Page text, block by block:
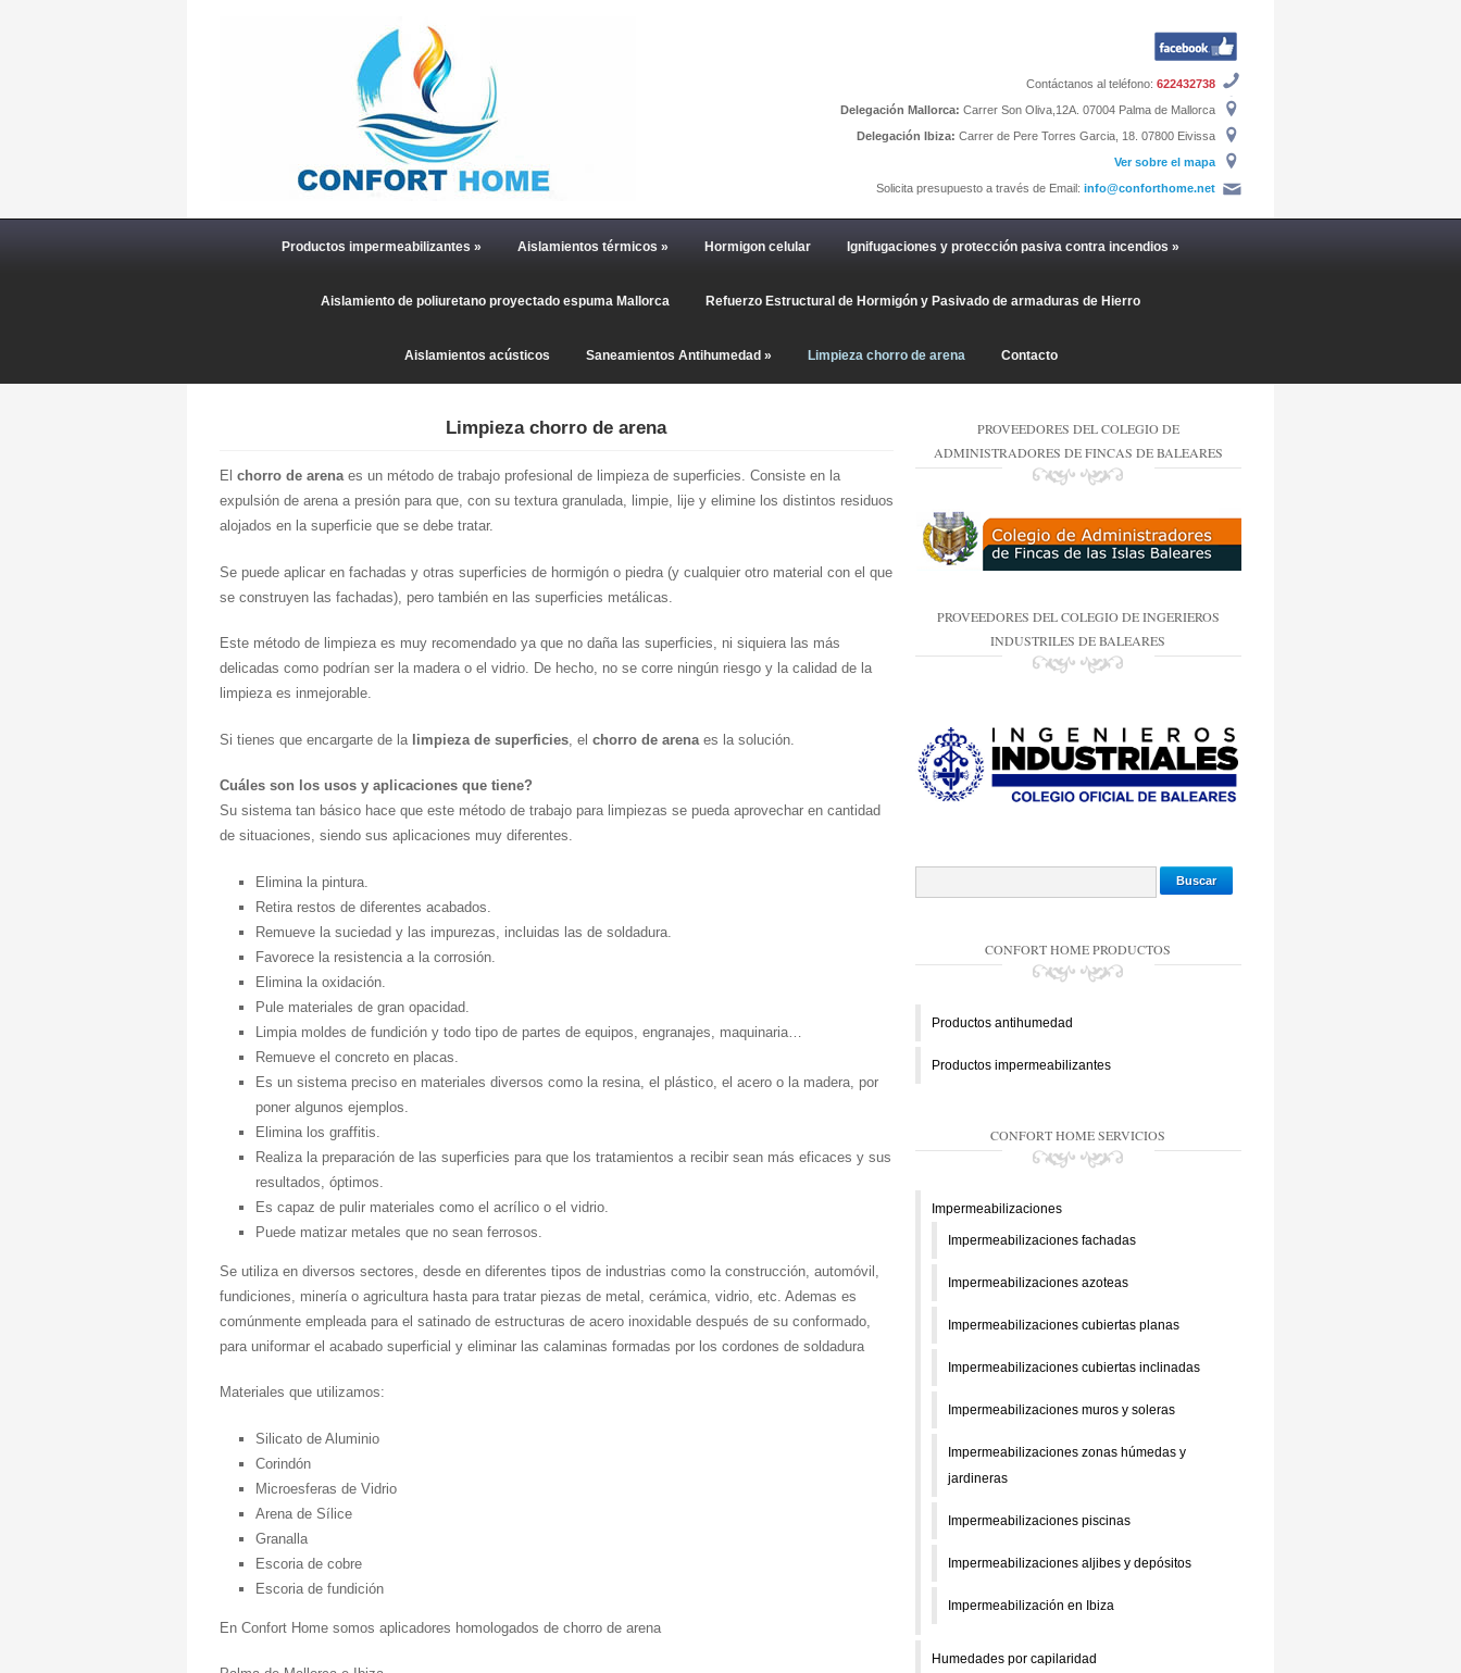
Contáctanos al teléfono: 622432738
Delegación Mallorca: Carrer Son Oliva,12A. 07004 Palma de Mallorca
Delegación Ibiza: Carrer de Pere Torres Garcia, 18. 07800 Eivissa
Ver sobre el mapa
Solicita presupuesto a través de Email: info@conforthome.net
Productos impermeabilizantes » Aislamientos térmicos » Hormigon celular Ignifugaciones y protección pasiva contra incendios »
Aislamiento de poliuretano proyectado espuma Mallorca Refuerzo Estructural de Hormigón y Pasivado de armaduras de Hierro
Aislamientos acústicos Saneamientos Antihumedad » Limpieza chorro de arena Contacto
Limpieza chorro de arena
El chorro de arenaes un método de trabajo profesional de limpieza de superficies. Consiste en la
expulsión de arena a presión para que, con su textura granulada, limpie, lije y elimine los distintos residuos
alojados en la superficie que se debe tratar.
Se puede aplicar en fachadas y otras superficies de hormigón o piedra (y cualquier otro material con el que
se construyen las fachadas), pero también en las superficies metálicas.
Este método de limpieza es muy recomendado ya que no daña las superficies, ni siquiera las más
delicadas como podrían ser la madera o el vidrio. De hecho, no se corre ningún riesgo y la calidad de la
limpieza es inmejorable.
Si tienes que encargarte de la limpieza de superficies , el chorro de arena es la solución.
Cuáles son los usos y aplicaciones que tiene?
Su sistema tan básico hace que este método de trabajo para limpiezas se pueda aprovechar en cantidad
de situaciones, siendo sus aplicaciones muy diferentes.
Elimina la pintura.
Retira restos de diferentes acabados.
Remueve la suciedad y las impurezas, incluidas las de soldadura.
Favorece la resistencia a la corrosión.
Elimina la oxidación.
Pule materiales de gran opacidad.
Limpia moldes de fundición y todo tipo de partes de equipos, engranajes, maquinaria…
Remueve el concreto en placas.
Es un sistema preciso en materiales diversos como la resina, el plástico, el acero o la madera, por
poner algunos ejemplos.
Elimina los graffitis.
Realiza la preparación de las superficies para que los tratamientos a recibir sean más eficaces y sus
resultados, óptimos.
Es capaz de pulir materiales como el acrílico o el vidrio.
Puede matizar metales que no sean ferrosos.
Se utiliza en diversos sectores, desde en diferentes tipos de industrias como la construcción, automóvil,
fundiciones, minería o agricultura hasta para tratar piezas de metal, cerámica, vidrio, etc. Ademas es
comúnmente empleada para el satinado de estructuras de acero inoxidable después de su conformado,
para uniformar el acabado superficial y eliminar las calaminas formadas por los cordones de soldadura
Materiales que utilizamos:
Silicato de Aluminio
Corindón
Microesferas de Vidrio
Arena de Sílice
Granalla
Escoria de cobre
Escoria de fundición
En Confort Home somos aplicadores homologados de chorro de arena
PROVEEDORES DEL COLEGIO DE
ADMINISTRADORES DE FINCAS DE BALEARES
PROVEEDORES DEL COLEGIO DE INGERIEROS
INDUSTRILES DE BALEARES
CONFORT HOME PRODUCTOS
Productos antihumedad
Productos impermeabilizantes
CONFORT HOME SERVICIOS
Impermeabilizaciones
Impermeabilizaciones fachadas
Impermeabilizaciones azoteas
Impermeabilizaciones cubiertas planas
Impermeabilizaciones cubiertas inclinadas
Impermeabilizaciones muros y soleras
Impermeabilizaciones zonas húmedas y
jardineras
Impermeabilizaciones piscinas
Impermeabilizaciones aljibes y depósitos
Impermeabilización en Ibiza
Humedades por capilaridad